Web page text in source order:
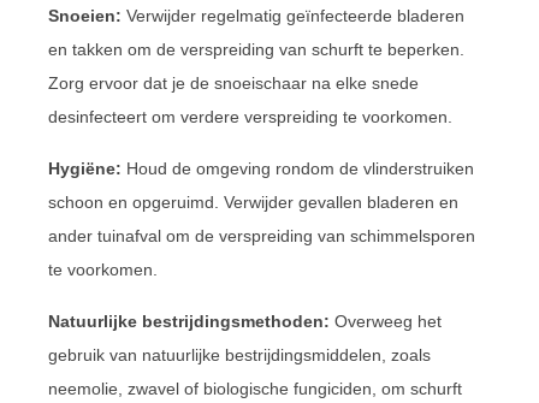
Snoeien: Verwijder regelmatig geïnfecteerde bladeren
en takken om de verspreiding van schurft te beperken.
Zorg ervoor dat je de snoeischaar na elke snede
desinfecteert om verdere verspreiding te voorkomen.
Hygiëne: Houd de omgeving rondom de vlinderstruiken
schoon en opgeruimd. Verwijder gevallen bladeren en
ander tuinafval om de verspreiding van schimmelsporen
te voorkomen.
Natuurlijke bestrijdingsmethoden: Overweeg het
gebruik van natuurlijke bestrijdingsmiddelen, zoals
neemolie, zwavel of biologische fungiciden, om schurft